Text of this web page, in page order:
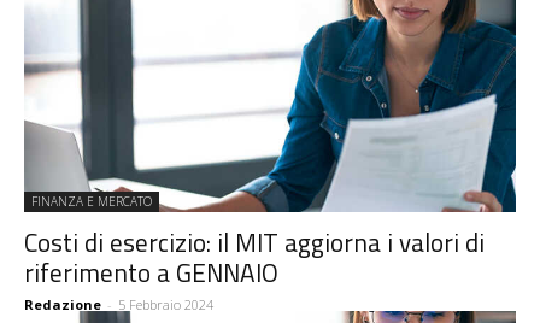
FINANZA E MERCATO
Costi di esercizio: il MIT aggiorna i valori di
riferimento a GENNAIO
Redazione - 5 Febbraio 2024